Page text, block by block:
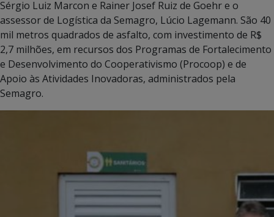
Sérgio Luiz Marcon e Rainer Josef Ruiz de Goehr e o
assessor de Logística da Semagro, Lúcio Lagemann. São 40
mil metros quadrados de asfalto, com investimento de R$
2,7 milhões, em recursos dos Programas de Fortalecimento
e Desenvolvimento do Cooperativismo (Procoop) e de
Apoio às Atividades Inovadoras, administrados pela
Semagro.